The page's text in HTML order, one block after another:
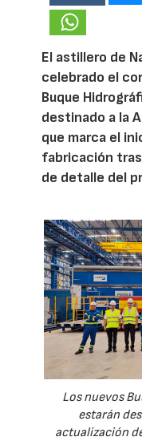
El astillero de
celebrado el
Buque
destinado a la
que marca el
fabricación
de detalle del
Los nuevos
estarán
actualización